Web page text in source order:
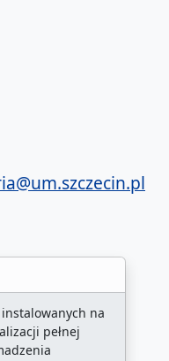
na
pełnej